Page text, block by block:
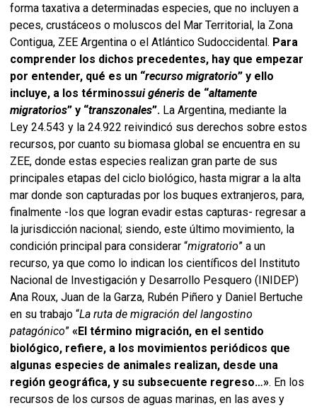
forma taxativa a determinadas especies, que no incluyen a
peces, crustáceos o moluscos del Mar Territorial, la Zona
Contigua, ZEE Argentina o el Atlántico Sudoccidental. Para
comprender los dichos precedentes, hay que empezar
por entender, qué es un “recurso migratorio” y ello
incluye, a los términossui géneris de “altamente
migratorios” y “transzonales”. La Argentina, mediante la
Ley 24.543 y la 24.922 reivindicó sus derechos sobre estos
recursos, por cuanto su biomasa global se encuentra en su
ZEE, donde estas especies realizan gran parte de sus
principales etapas del ciclo biológico, hasta migrar a la alta
mar donde son capturadas por los buques extranjeros, para,
finalmente -los que logran evadir estas capturas- regresar a
la jurisdicción nacional; siendo, este último movimiento, la
condición principal para considerar “migratorio” a un
recurso, ya que como lo indican los científicos del Instituto
Nacional de Investigación y Desarrollo Pesquero (INIDEP)
Ana Roux, Juan de la Garza, Rubén Piñero y Daniel Bertuche
en su trabajo “La ruta de migración del langostino
patagónico” «El término migración, en el sentido
biológico, refiere, a los movimientos periódicos que
algunas especies de animales realizan, desde una
región geográfica, y su subsecuente regreso…». En los
recursos de los cursos de aguas marinas, en las aves y